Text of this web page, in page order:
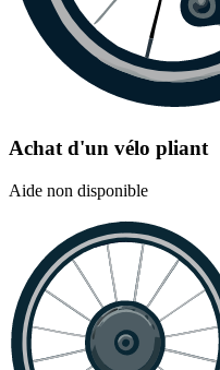
Achat d'un vélo pliant
Aide non disponible